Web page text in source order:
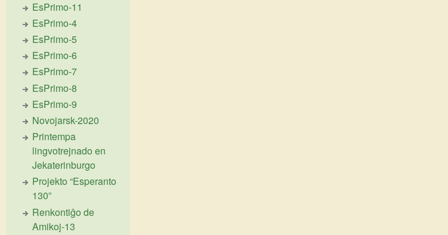
EsPrimo-11
EsPrimo-4
EsPrimo-5
EsPrimo-6
EsPrimo-7
EsPrimo-8
EsPrimo-9
Novojarsk-2020
Printempa
lingvotrejnado en
Jekaterinburgo
Projekto “Esperanto
130”
Renkontiĝo de
Amikoj-13